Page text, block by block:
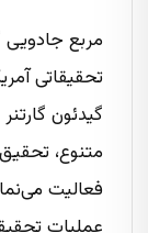
گیدئون
متنوع،
فعالیت